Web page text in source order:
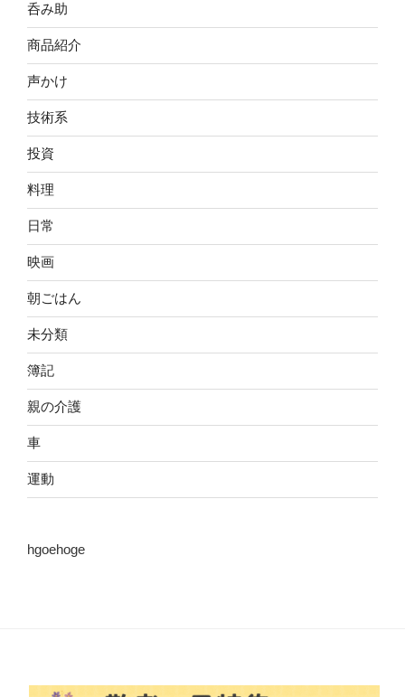
呑み助
商品紹介
声かけ
技術系
投資
料理
日常
映画
朝ごはん
未分類
簿記
親の介護
車
運動
hgoehoge